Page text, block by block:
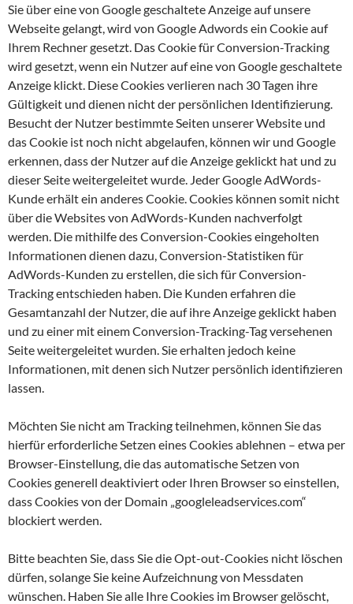
Sie über eine von Google geschaltete Anzeige auf unsere
Webseite gelangt, wird von Google Adwords ein Cookie auf
Ihrem Rechner gesetzt. Das Cookie für Conversion-Tracking
wird gesetzt, wenn ein Nutzer auf eine von Google geschaltete
Anzeige klickt. Diese Cookies verlieren nach 30 Tagen ihre
Gültigkeit und dienen nicht der persönlichen Identifizierung.
Besucht der Nutzer bestimmte Seiten unserer Website und
das Cookie ist noch nicht abgelaufen, können wir und Google
erkennen, dass der Nutzer auf die Anzeige geklickt hat und zu
dieser Seite weitergeleitet wurde. Jeder Google AdWords-
Kunde erhält ein anderes Cookie. Cookies können somit nicht
über die Websites von AdWords-Kunden nachverfolgt
werden. Die mithilfe des Conversion-Cookies eingeholten
Informationen dienen dazu, Conversion-Statistiken für
AdWords-Kunden zu erstellen, die sich für Conversion-
Tracking entschieden haben. Die Kunden erfahren die
Gesamtanzahl der Nutzer, die auf ihre Anzeige geklickt haben
und zu einer mit einem Conversion-Tracking-Tag versehenen
Seite weitergeleitet wurden. Sie erhalten jedoch keine
Informationen, mit denen sich Nutzer persönlich identifizieren
lassen.
Möchten Sie nicht am Tracking teilnehmen, können Sie das
hierfür erforderliche Setzen eines Cookies ablehnen – etwa per
Browser-Einstellung, die das automatische Setzen von
Cookies generell deaktiviert oder Ihren Browser so einstellen,
dass Cookies von der Domain „googleleadservices.com“
blockiert werden.
Bitte beachten Sie, dass Sie die Opt-out-Cookies nicht löschen
dürfen, solange Sie keine Aufzeichnung von Messdaten
wünschen. Haben Sie alle Ihre Cookies im Browser gelöscht,